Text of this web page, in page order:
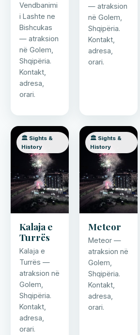
Vendbanimi
i Lashte ne
Bishcukas
— atraksion
në Golem,
Shqipëria.
Kontakt,
adresa,
orari.
— atraksion
në Golem,
Shqipëria.
Kontakt,
adresa,
orari.
🏛️ Sights &
History
Kalaja e
Turrës
Kalaja e
Turrës —
atraksion në
Golem,
Shqipëria.
Kontakt,
adresa,
orari.
🏛️ Sights &
History
Meteor
Meteor —
atraksion në
Golem,
Shqipëria.
Kontakt,
adresa,
orari.